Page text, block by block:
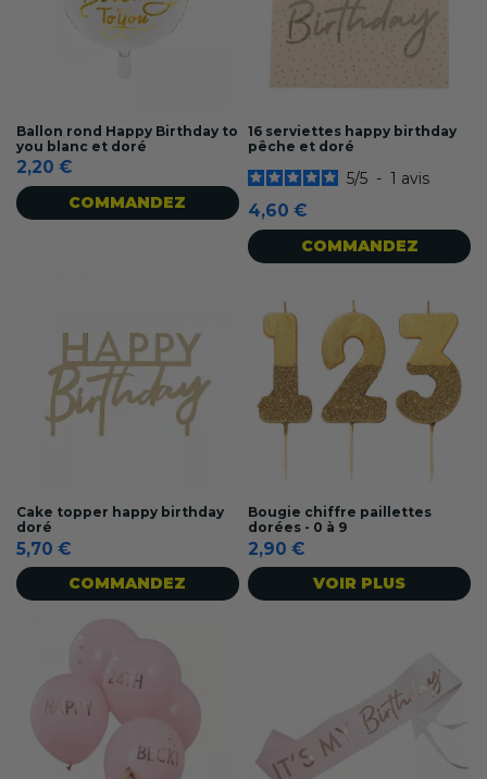
Ballon rond Happy Birthday to
you blanc et doré
2,20 €
COMMANDEZ
16 serviettes happy birthday
pêche et doré
5/5 - 1 avis
4,60 €
COMMANDEZ
Cake topper happy birthday
doré
5,70 €
COMMANDEZ
Bougie chiffre paillettes
dorées - 0 à 9
2,90 €
VOIR PLUS